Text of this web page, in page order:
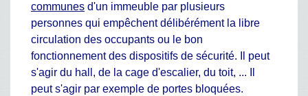
communes d'un immeuble par plusieurs
personnes qui empêchent délibérément la libre
circulation des occupants ou le bon
fonctionnement des dispositifs de sécurité. Il peut
s'agir du hall, de la cage d'escalier, du toit, ... Il
peut s'agir par exemple de portes bloquées.